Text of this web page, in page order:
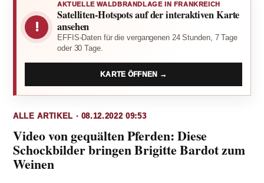
!
AKTUELLE WALDBRANDLAGE IN FRANKREICH
Satelliten-Hotspots auf der interaktiven Karte
ansehen
EFFIS-Daten für die vergangenen 24 Stunden, 7 Tage
oder 30 Tage.
KARTE ÖFFNEN →
ALLE ARTIKEL · 08.12.2022 09:53
Video von gequälten Pferden: Diese
Schockbilder bringen Brigitte Bardot zum
Weinen